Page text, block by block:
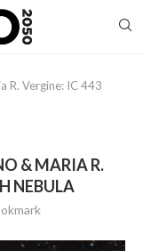
R. Vergine: IC 443
& MARIA R.
NEBULA